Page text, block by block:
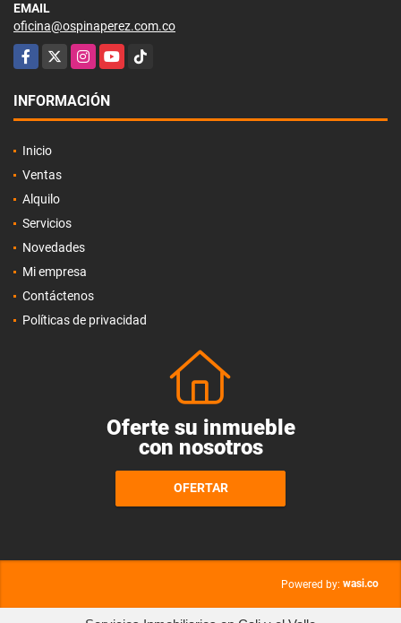
EMAIL
oficina@ospinaperez.com.co
Facebook
X InstagramYouTubeTikTok
INFORMACIÓN
Inicio
Ventas
Alquilo
Servicios
Novedades
Mi empresa
Contáctenos
Políticas de privacidad
Oferte su inmueble
con nosotros
OFERTAR
Powered by: wasi.co